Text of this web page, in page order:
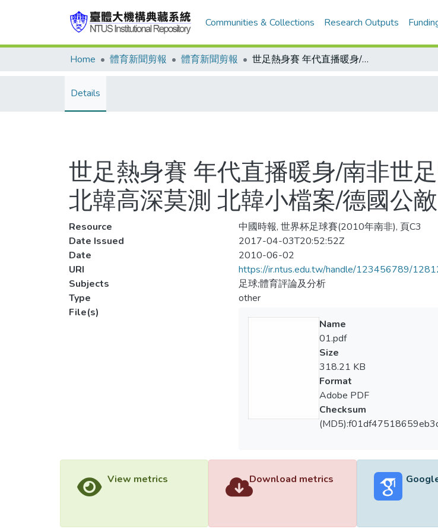
Communities & Collections Research Outputs
Home 體育新聞剪報 體育新聞剪報 世足熱身賽 年代直播暖身/南非世足賽倒數9天G組 鐵壁禁衛軍 北韓高深莫測 北韓小檔案/德國公敵 大博阿騰確定出征
Details
世足熱身賽 年代直播暖身/南非世
北韓高深莫測 北韓小檔案/德國公
Resource
中國時報, 世界杯足球賽(2010年南非), 頁C3
Date Issued
2017-04-03T20:52:52Z
Date
2010-06-02
URI
https://ir.ntus.edu.tw/handle/123456789/
Subjects
足球;體育評論及分析
Type
other
File(s)
Name
01.pdf
Size
318.21 KB
Format
Adobe PDF
Checksum
View metrics Download metrics